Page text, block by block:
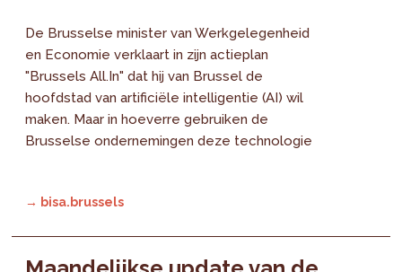
De Brusselse minister van Werkgelegenheid
en Economie verklaart in zijn actieplan
"Brussels All.In" dat hij van Brussel de
hoofdstad van artificiële intelligentie (AI) wil
maken. Maar in hoeverre gebruiken de
Brusselse ondernemingen deze technologie
→ bisa.brussels